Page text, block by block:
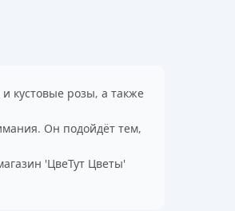
кустовые розы, а также
Он подойдёт тем,
'ЦвеТут Цветы'